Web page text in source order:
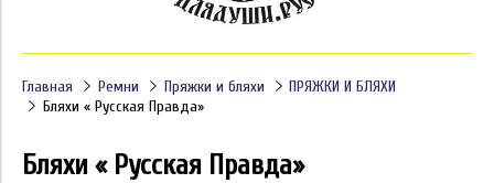
Главная Ремни Пряжки и бляхи
ПРЯЖКИ И БЛЯХИ
Бляхи « Русская Правда»
Бляхи « Русская Правда»